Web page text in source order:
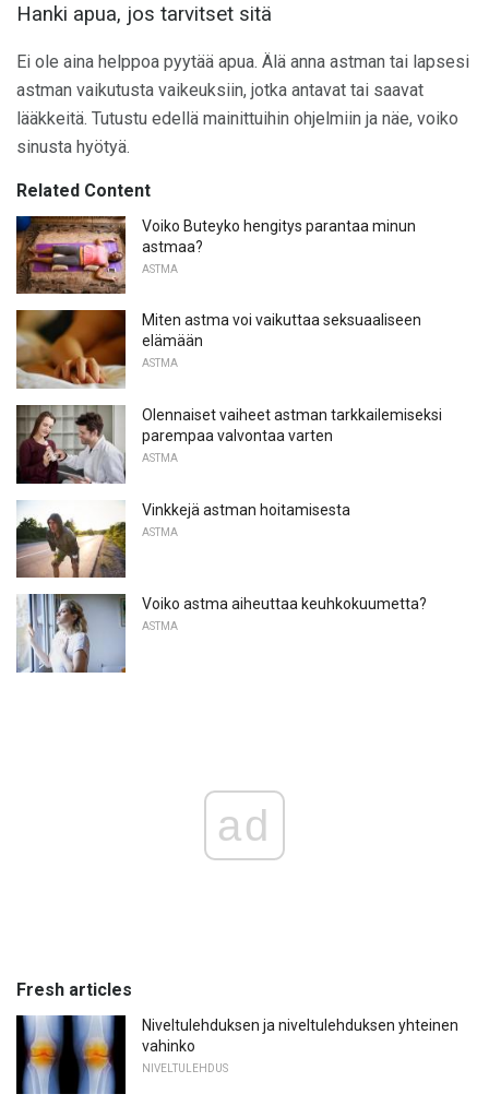
Hanki apua, jos tarvitset sitä
Ei ole aina helppoa pyytää apua. Älä anna astman tai lapsesi
astman vaikutusta vaikeuksiin, jotka antavat tai saavat
lääkkeitä. Tutustu edellä mainittuihin ohjelmiin ja näe, voiko
sinusta hyötyä.
Related Content
Voiko Buteyko hengitys parantaa minun
astmaa?
ASTMA
Miten astma voi vaikuttaa seksuaaliseen
elämään
ASTMA
Olennaiset vaiheet astman tarkkailemiseksi
parempaa valvontaa varten
ASTMA
Vinkkejä astman hoitamisesta
ASTMA
Voiko astma aiheuttaa keuhkokuumetta?
ASTMA
ad
Fresh articles
Niveltulehduksen ja niveltulehduksen yhteinen
vahinko
NIVELTULEHDUS